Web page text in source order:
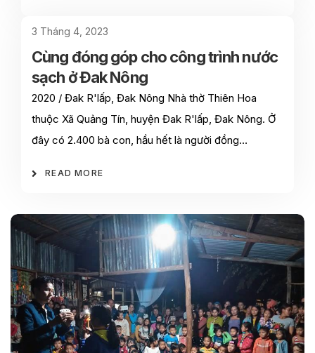
3 Tháng 4, 2023
Cùng đóng góp cho công trình nước
sạch ở Đak Nông
2020 / Đak R'lấp, Đak Nông Nhà thờ Thiên Hoa
thuộc Xã Quảng Tín, huyện Đak R'lấp, Đak Nông. Ở
đây có 2.400 bà con, hầu hết là người đồng…
READ MORE